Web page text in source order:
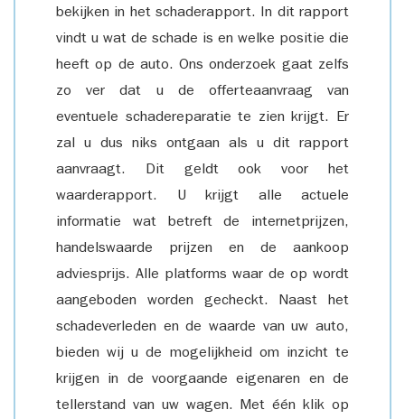
bekijken in het schaderapport. In dit rapport
vindt u wat de schade is en welke positie die
heeft op de auto. Ons onderzoek gaat zelfs
zo ver dat u de offerteaanvraag van
eventuele schadereparatie te zien krijgt. Er
zal u dus niks ontgaan als u dit rapport
aanvraagt. Dit geldt ook voor het
waarderapport. U krijgt alle actuele
informatie wat betreft de internetprijzen,
handelswaarde prijzen en de aankoop
adviesprijs. Alle platforms waar de op wordt
aangeboden worden gecheckt. Naast het
schadeverleden en de waarde van uw auto,
bieden wij u de mogelijkheid om inzicht te
krijgen in de voorgaande eigenaren en de
tellerstand van uw wagen. Met één klik op